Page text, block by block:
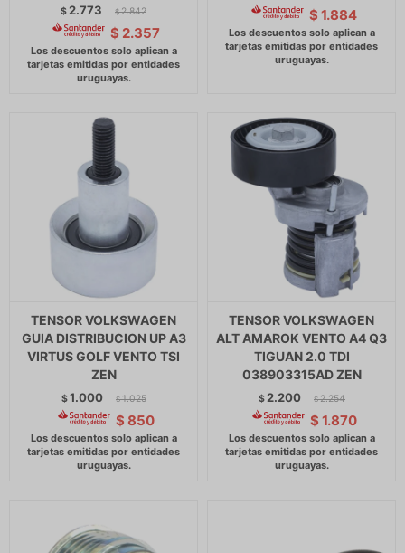
$ 2.773 $ 2.842
$ 2.357
$ 1.884
TENSOR VOLKSWAGEN
GUIA DISTRIBUCION UP A3
VIRTUS GOLF VENTO TSI
ZEN
$1.000 $ 1.025
$ 850
TENSOR VOLKSWAGEN
ALT AMAROK VENTO A4 Q3
TIGUAN 2.0 TDI
038903315AD ZEN
$ 2.200 $ 2.254
$ 1.870